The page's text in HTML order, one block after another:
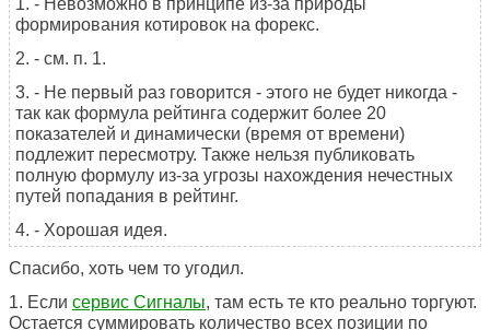
1. - Невозможно в принципе из-за природы
формирования котировок на форекс.
2. - см. п. 1.
3. - Не первый раз говорится - этого не будет никогда -
так как формула рейтинга содержит более 20
показателей и динамически (время от времени)
подлежит пересмотру. Также нельзя публиковать
полную формулу из-за угрозы нахождения нечестных
путей попадания в рейтинг.
4. - Хорошая идея.
Спасибо, хоть чем то угодил.
1. Если сервис Сигналы, там есть те кто реально торгуют.
Остается суммировать количество всех позиции по